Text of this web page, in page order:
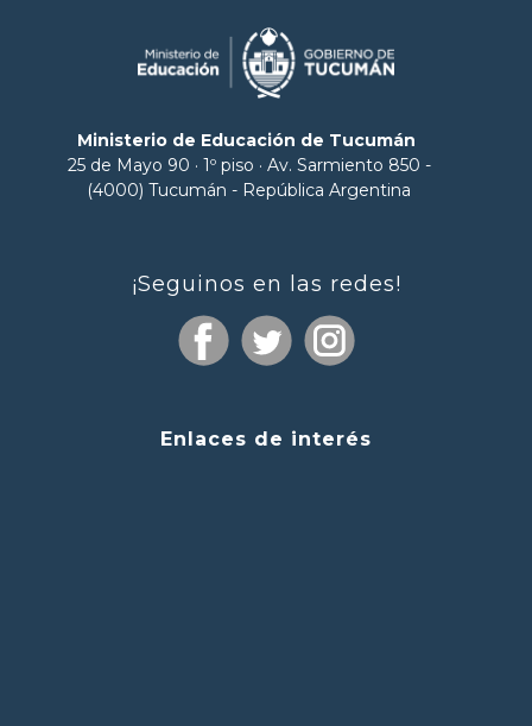
Ministerio de Educación de Tucumán
25 de Mayo 90 · 1º piso · Av. Sarmiento 850 -
(4000) Tucumán - República Argentina
¡Seguinos en las redes!
Enlaces de interés